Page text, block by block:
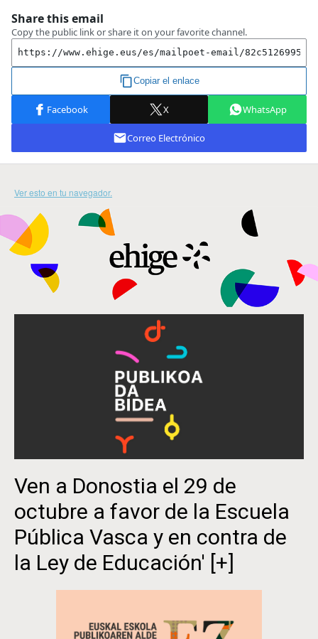
Ver esto en tu navegador.
Ven a Donostia el 29 de
octubre a favor de la Escuela
Pública Vasca y en contra de
la Ley de Educación' [+]